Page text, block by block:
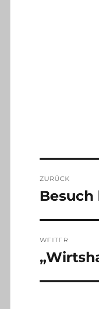
ZURÜCK
Vorheriger
Besuch
WEITER
Nächster